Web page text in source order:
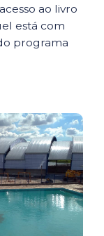
ao livro
está com
programa